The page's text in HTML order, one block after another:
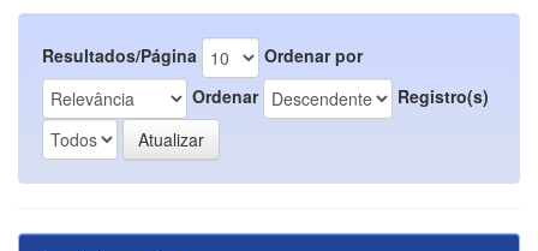
Resultados/Página
Ordenar por
Ordenar
Registro(s)